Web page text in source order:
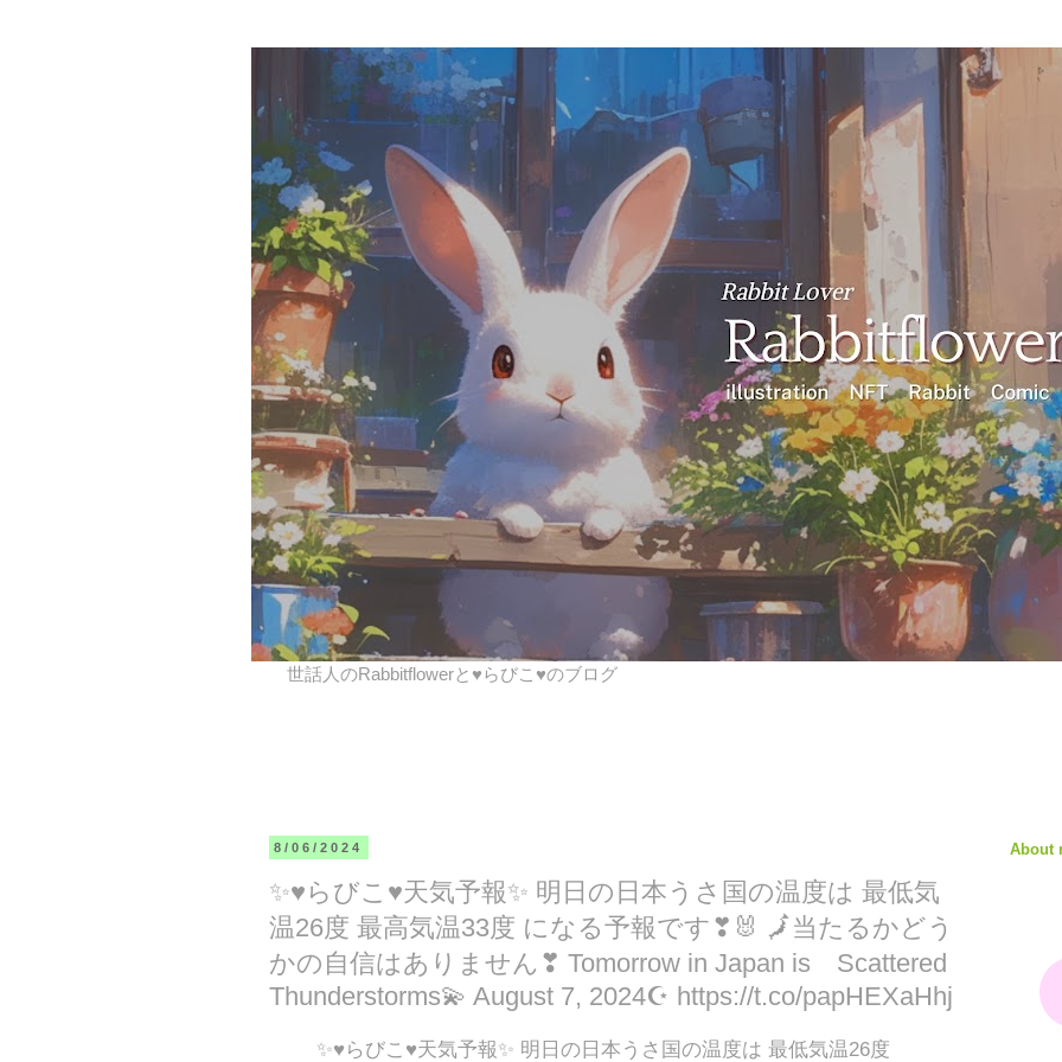
世話人のRabbitflowerと♥らびこ♥のブログ
8/06/2024
✨♥らびこ♥天気予報✨ 明日の日本うさ国の温度は 最低気
温26度 最高気温33度 になる予報です❣🐰 🗾当たるかどう
かの自信はありません❣ Tomorrow in Japan is Scattered
Thunderstorms💫 August 7, 2024☪ https://t.co/papHEXaHhj
✨♥らびこ♥天気予報✨ 明日の日本うさ国の温度は 最低気温26度
About